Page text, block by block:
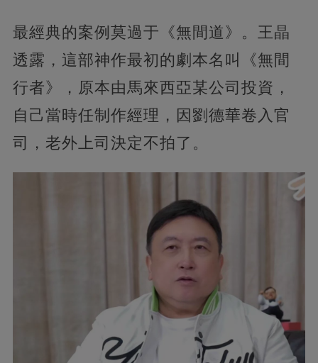
最經典的案例莫過于《無間道》。王晶
透露，這部神作最初的劇本名叫《無間
行者》，原本由馬來西亞某公司投資，
自己當時任制作經理，因劉德華卷入官
司，老外上司決定不拍了。